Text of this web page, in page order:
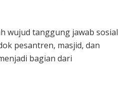
wujud tanggung jawab sosial
pesantren, masjid, dan
bagian dari